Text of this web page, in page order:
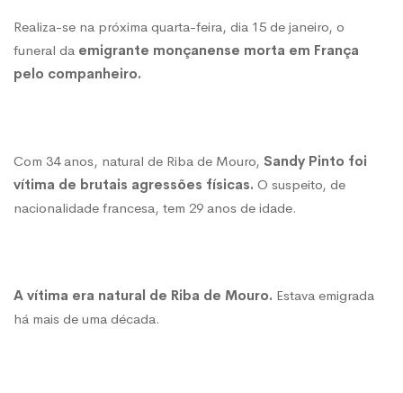
em
França
realiza-
se
quarta-
Realiza-se na próxima quarta-feira, dia 15 de janeiro, o
funeral da emigrante monçanense morta em França
pelo companheiro.
Com 34 anos, natural de Riba de Mouro, Sandy Pinto foi
vítima de brutais agressões físicas. O suspeito, de
nacionalidade francesa, tem 29 anos de idade.
A vítima era natural de Riba de Mouro. Estava emigrada
há mais de uma década.